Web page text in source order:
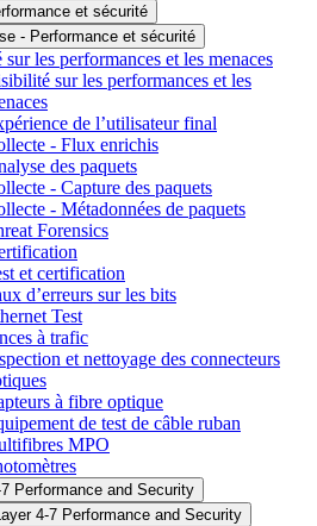
et sécurité
- Performance et sécurité
les performances et les menaces
sur les performances et les
de l’utilisateur final
- Flux enrichis
des paquets
- Capture des paquets
- Métadonnées de paquets
Forensics
et certification
d’erreurs sur les bits
Test
à trafic
et nettoyage des connecteurs
à fibre optique
de test de câble ruban
MPO
7 Performance and Security
4-7 Performance and Security